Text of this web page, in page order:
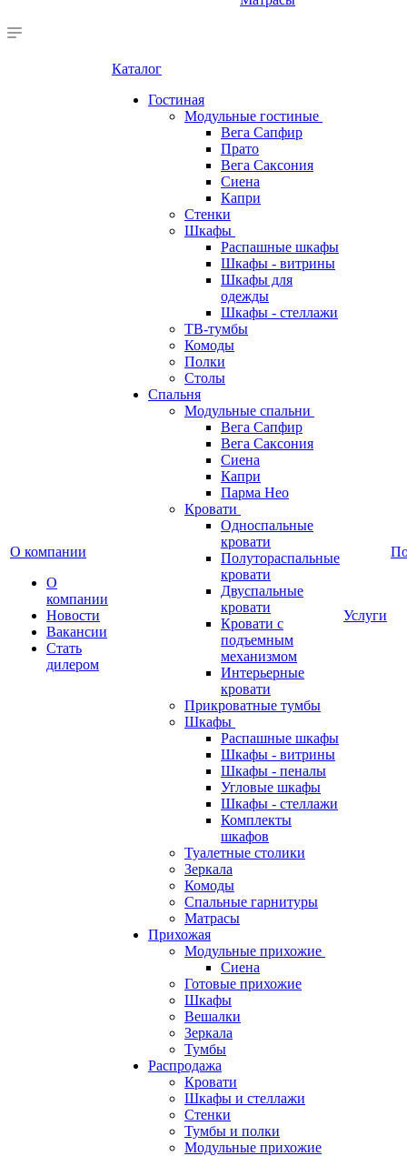
О компании
О
компании
Новости
Вакансии
Стать
дилером
Каталог
Гостиная
Модульные гостиные
Вега Сапфир
Прато
Вега Саксония
Сиена
Капри
Стенки
Шкафы
Распашные шкафы
Шкафы - витрины
Шкафы для
одежды
Шкафы - стеллажи
ТВ-тумбы
Комоды
Полки
Столы
Спальня
Модульные спальни
Вега Сапфир
Вега Саксония
Сиена
Капри
Парма Нео
Кровати
Односпальные
кровати
Полутораспальные
кровати
Двуспальные
кровати
Кровати с
подъемным
механизмом
Интерьерные
кровати
Прикроватные тумбы
Шкафы
Распашные шкафы
Шкафы - витрины
Шкафы - пеналы
Угловые шкафы
Шкафы - стеллажи
Комплекты
шкафов
Туалетные столики
Зеркала
Комоды
Спальные гарнитуры
Матрасы
Прихожая
Модульные прихожие
Сиена
Готовые прихожие
Шкафы
Вешалки
Зеркала
Тумбы
Распродажа
Кровати
Шкафы и стеллажи
Стенки
Тумбы и полки
Модульные прихожие
Услуги